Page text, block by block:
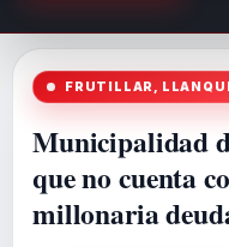
FRUTILLAR,
Municipalidad
que no cuenta
millonaria